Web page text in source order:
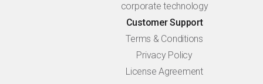
corporate technology
Customer Support
Terms & Conditions
Privacy Policy
License Agreement